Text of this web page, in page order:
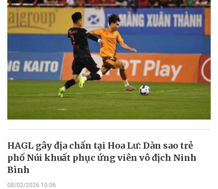
HAGL gây địa chấn tại Hoa Lư: Dàn sao trẻ
phố Núi khuất phục ứng viên vô địch Ninh
Bình
08/02/2026 10:06